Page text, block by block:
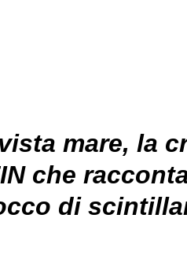
mare, la
che
di